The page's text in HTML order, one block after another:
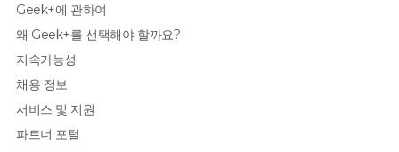
Geek+에 관하여
왜 Geek+를 선택해야 할까요?
지속가능성
채용 정보
서비스 및 지원
파트너 포털